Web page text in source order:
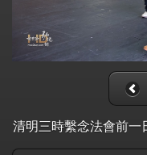
清明三時繫念法會前一